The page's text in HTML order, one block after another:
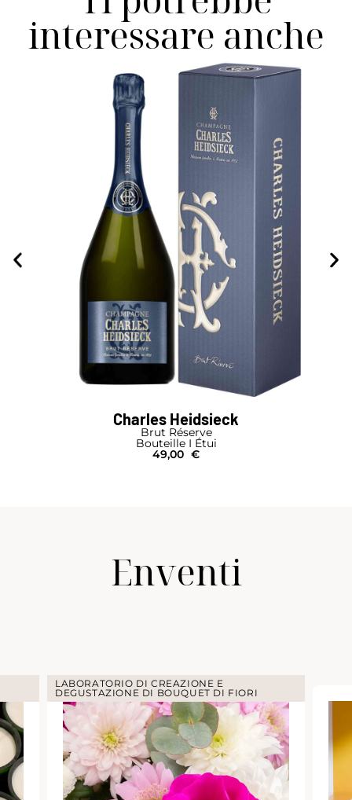
interessare anche
Charles Heidsieck
Brut Réserve
Bouteille I Étui
49,00 €
Enventi
LABORATORIO DI CREAZIONE E
DEGUSTAZIONE DI BOUQUET DI FIORI